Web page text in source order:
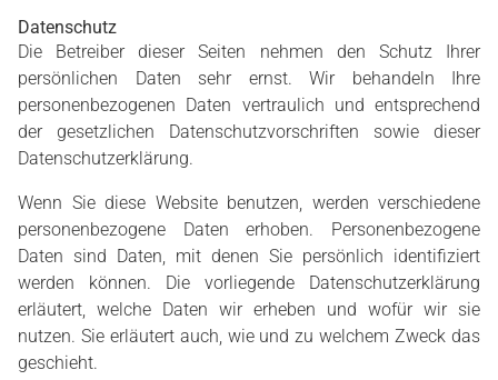
Datenschutz
Die Betreiber dieser Seiten nehmen den Schutz Ihrer
persönlichen Daten sehr ernst. Wir behandeln Ihre
personenbezogenen Daten vertraulich und entsprechend
der gesetzlichen Datenschutzvorschriften sowie dieser
Datenschutzerklärung.
Wenn Sie diese Website benutzen, werden verschiedene
personenbezogene Daten erhoben. Personenbezogene
Daten sind Daten, mit denen Sie persönlich identifiziert
werden können. Die vorliegende Datenschutzerklärung
erläutert, welche Daten wir erheben und wofür wir sie
nutzen. Sie erläutert auch, wie und zu welchem Zweck das
geschieht.